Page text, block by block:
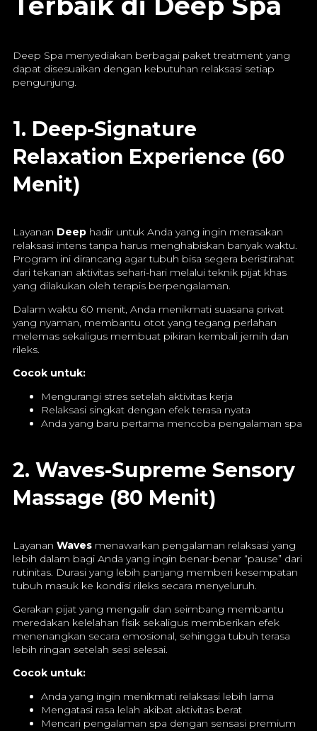
Deep Spa menyediakan berbagai paket treatment yang
dapat disesuaikan dengan kebutuhan relaksasi setiap
pengunjung.
1. Deep-Signature
Relaxation Experience (60
Menit)
Layanan Deep hadir untuk Anda yang ingin merasakan
relaksasi intens tanpa harus menghabiskan banyak waktu.
Program ini dirancang agar tubuh bisa segera beristirahat
dari tekanan aktivitas sehari-hari melalui teknik pijat khas
yang dilakukan oleh terapis berpengalaman.
Dalam waktu 60 menit, Anda menikmati suasana privat
yang nyaman, membantu otot yang tegang perlahan
melemas sekaligus membuat pikiran kembali jernih dan
rileks.
Cocok untuk:
Mengurangi stres setelah aktivitas kerja
Relaksasi singkat dengan efek terasa nyata
Anda yang baru pertama mencoba pengalaman spa
2. Waves-Supreme Sensory
Massage (80 Menit)
Layanan Waves menawarkan pengalaman relaksasi yang
lebih dalam bagi Anda yang ingin benar-benar “pause” dari
rutinitas. Durasi yang lebih panjang memberi kesempatan
tubuh masuk ke kondisi rileks secara menyeluruh.
Gerakan pijat yang mengalir dan seimbang membantu
meredakan kelelahan fisik sekaligus memberikan efek
menenangkan secara emosional, sehingga tubuh terasa
lebih ringan setelah sesi selesai.
Cocok untuk:
Anda yang ingin menikmati relaksasi lebih lama
Mengatasi rasa lelah akibat aktivitas berat
Mencari pengalaman spa dengan sensasi premium